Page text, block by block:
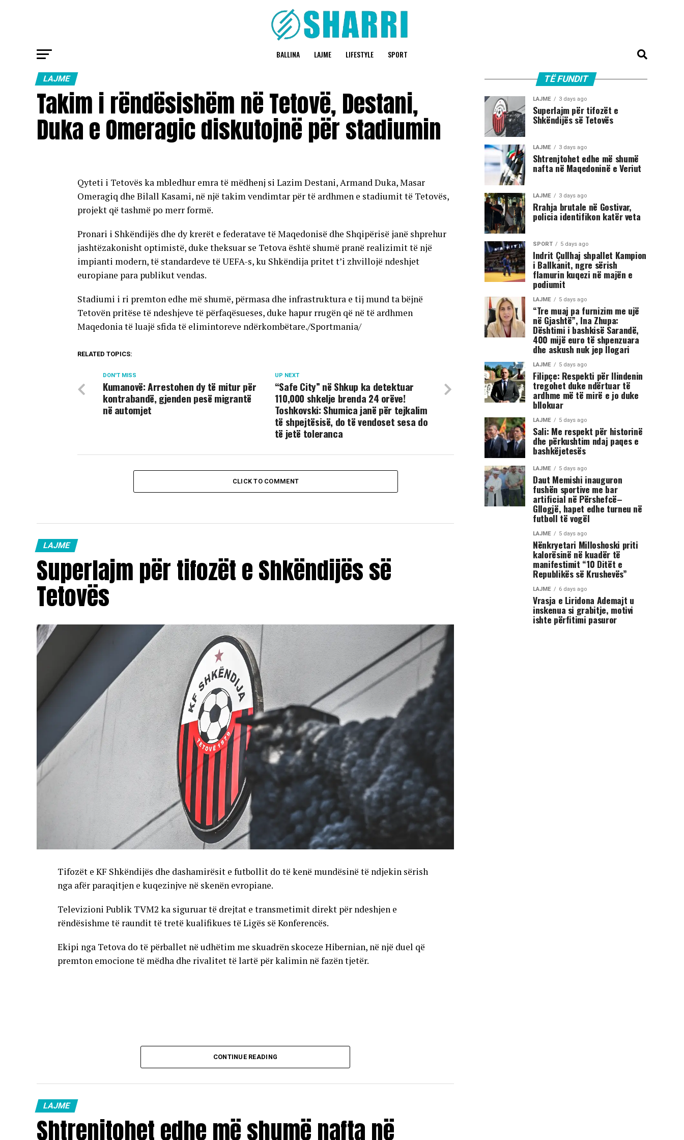
BALLINA LAJME LIFESTYLE SPORT
LAJME
Takim i rëndësishëm në Tetovë, Destani,
Duka e Omeragic diskutojnë për stadiumin
Qyteti i Tetovës ka mbledhur emra të mëdhenj si Lazim Destani, Armand Duka, Masar
Omeragiq dhe Bilall Kasami, në një takim vendimtar për të ardhmen e stadiumit të Tetovës,
projekt që tashmë po merr formë.
Pronari i Shkëndijës dhe dy krerët e federatave të Maqedonisë dhe Shqipërisë janë shprehur
jashtëzakonisht optimistë, duke theksuar se Tetova është shumë pranë realizimit të një
impianti modern, të standardeve të UEFA-s, ku Shkëndija pritet t’i zhvillojë ndeshjet
europiane para publikut vendas.
Stadiumi i ri premton edhe më shumë, përmasa dhe infrastruktura e tij mund ta bëjnë
Tetovën pritëse të ndeshjeve të përfaqësueses, duke hapur rrugën që në të ardhmen
Maqedonia të luajë sfida të elimintoreve ndërkombëtare./Sportmania/
RELATED TOPICS:
UP NEXT
“Safe City” në Shkup ka detektuar
110,000 shkelje brenda 24 orëve!
Toshkovski: Shumica janë për tejkalim
të shpejtësisë, do të vendoset sesa do
të jetë toleranca
DON'T MISS
Kumanovë: Arrestohen dy të mitur për
kontrabandë, gjenden pesë migrantë
në automjet
CLICK TO COMMENT
LAJME
Superlajm për tifozët e Shkëndijës së
Tetovës
Tifozët e KF Shkëndijës dhe dashamirësit e futbollit do të kenë mundësinë të ndjekin sërish
nga afër paraqitjen e kuqezinjve në skenën evropiane.
Televizioni Publik TVM2 ka siguruar të drejtat e transmetimit direkt për ndeshjen e
rëndësishme të raundit të tretë kualifikues të Ligës së Konferencës.
Ekipi nga Tetova do të përballet në udhëtim me skuadrën skoceze Hibernian, në një duel që
premton emocione të mëdha dhe rivalitet të lartë për kalimin në fazën tjetër.
CONTINUE READING
LAJME
Shtrenjtohet edhe më shumë nafta në
TË FUNDIT
LAJME 3 days ago
Superlajm për tifozët e
Shkëndijës së Tetovës
LAJME 3 days ago
Shtrenjtohet edhe më shumë
nafta në Maqedoninë e Veriut
LAJME 3 days ago
Rrahja brutale në Gostivar,
policia identifikon katër veta
SPORT 5 days ago
Indrit Çullhaj shpallet Kampion
i Ballkanit, ngre sërish
flamurin kuqezi në majën e
podiumit
LAJME 5 days ago
“Tre muaj pa furnizim me ujë
në Gjashtë”, Ina Zhupa:
Dështimi i bashkisë Sarandë,
400 mijë euro të shpenzuara
dhe askush nuk jep llogari
LAJME 5 days ago
Filipçe: Respekti për Ilindenin
tregohet duke ndërtuar të
ardhme më të mirë e jo duke
bllokuar
LAJME 5 days ago
Sali: Me respekt për historinë
dhe përkushtim ndaj paqes e
bashkëjetesës
LAJME 5 days ago
Daut Memishi inauguron
fushën sportive me bar
artificial në Përshefcë–
Gllogjë, hapet edhe turneu në
futboll të vogël
LAJME 5 days ago
Nënkryetari Milloshoski priti
kalorësinë në kuadër të
manifestimit “10 Ditët e
Republikës së Krushevës”
LAJME 6 days ago
Vrasja e Liridona Ademajt u
inskenua si grabitje, motivi
ishte përfitimi pasuror